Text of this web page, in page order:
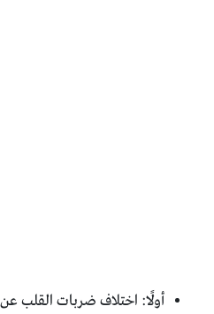
أولًا: اختلاف ضربات القلب عن